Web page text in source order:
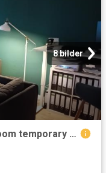
8 bilder
Stylish & lovingly furnished 2.5 room temporary apartment in Winterhude on the popular Mühlenkamp